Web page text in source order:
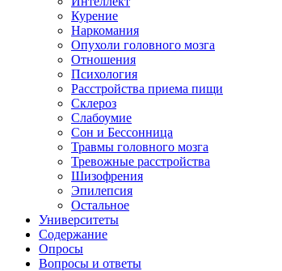
Курение
Наркомания
Опухоли головного мозга
Отношения
Психология
Расстройства приема пищи
Склероз
Слабоумие
Сон и Бессонница
Травмы головного мозга
Тревожные расстройства
Шизофрения
Эпилепсия
Остальное
Университеты
Содержание
Опросы
Вопросы и ответы